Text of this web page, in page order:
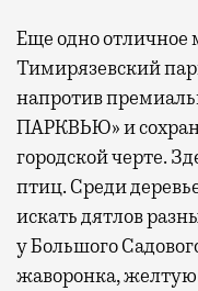
Еще одно отличное
Тимирязевский
напротив
ПАРКВЬЮ» и
городской черте.
птиц. Среди
искать дятлов
у Большого
жаворонка, желтую